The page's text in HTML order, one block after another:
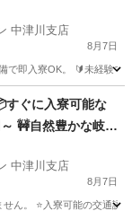
助 🔰未経験大歓迎
面接 💸日払い対応
中津川支店
8月7日
即入寮OK。 🔰未経験
すぐに入寮可能な
🚧自然豊かな岐阜
遠方も安心 🔰未経
ら便利なWeb面接
中津川支店
8月7日
ん。 ⭐入寮可能の交通誘